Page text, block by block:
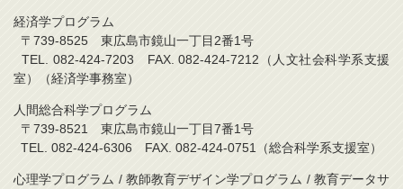
経済学プログラム
〒739-8525 東広島市鏡山一丁目2番1号
TEL. 082-424-7203 FAX. 082-424-7212（人文社会科学系支援
室）（経済学事務室）
人間総合科学プログラム
〒739-8521 東広島市鏡山一丁目7番1号
TEL. 082-424-6306 FAX. 082-424-0751（総合科学系支援室）
心理学プログラム / 教師教育デザイン学プログラム / 教育データサ